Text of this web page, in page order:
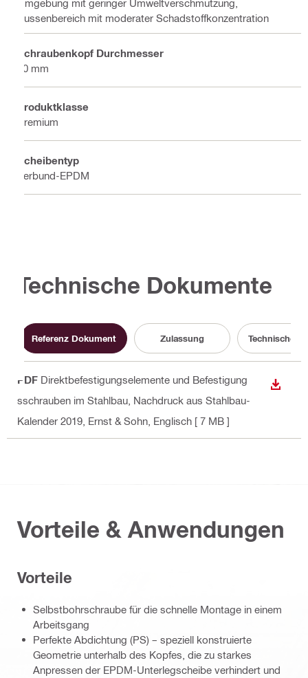
Umgebung mit geringer Umweltverschmutzung,
Aussenbereich mit moderater Schadstoffkonzentration
Schraubenkopf Durchmesser
10 mm
Produktklasse
Premium
Scheibentyp
Verbund-EPDM
Technische Dokumente
Referenz Dokument Zulassung Technische
PDF Direktbefestigungselemente und Befestigung
sschrauben im Stahlbau, Nachdruck aus Stahlbau-
Kalender 2019, Ernst & Sohn , Englisch [ 7 MB ]
Vorteile & Anwendungen
Vorteile
Selbstbohrschraube für die schnelle Montage in einem
Arbeitsgang
Perfekte Abdichtung (PS) – speziell konstruierte
Geometrie unterhalb des Kopfes, die zu starkes
Anpressen der EPDM-Unterlegscheibe verhindert und